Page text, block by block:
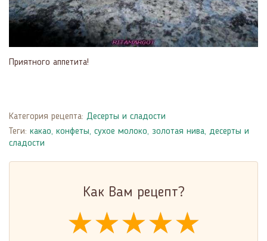
Приятного аппетита!
Категория рецепта: Десерты и сладости
Теги: какао, конфеты, сухое молоко, золотая нива, десерты и
сладости
Как Вам рецепт?
★★★★★
★★★★★
★★★★★